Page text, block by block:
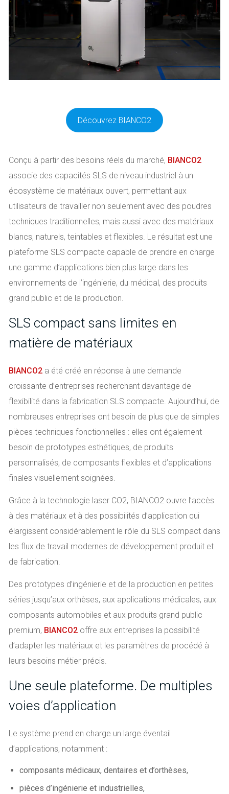
Découvrez BIANCO2
Conçu à partir des besoins réels du marché, BIANCO2
associe des capacités SLS de niveau industriel à un
écosystème de matériaux ouvert, permettant aux
utilisateurs de travailler non seulement avec des poudres
techniques traditionnelles, mais aussi avec des matériaux
blancs, naturels, teintables et flexibles. Le résultat est une
plateforme SLS compacte capable de prendre en charge
une gamme d’applications bien plus large dans les
environnements de l’ingénierie, du médical, des produits
grand public et de la production.
SLS compact sans limites en
matière de matériaux
BIANCO2 a été créé en réponse à une demande
croissante d’entreprises recherchant davantage de
flexibilité dans la fabrication SLS compacte. Aujourd’hui, de
nombreuses entreprises ont besoin de plus que de simples
pièces techniques fonctionnelles : elles ont également
besoin de prototypes esthétiques, de produits
personnalisés, de composants flexibles et d’applications
finales visuellement soignées.
Grâce à la technologie laser CO2, BIANCO2 ouvre l’accès
à des matériaux et à des possibilités d’application qui
élargissent considérablement le rôle du SLS compact dans
les flux de travail modernes de développement produit et
de fabrication.
Des prototypes d’ingénierie et de la production en petites
séries jusqu’aux orthèses, aux applications médicales, aux
composants automobiles et aux produits grand public
premium, BIANCO2 offre aux entreprises la possibilité
d’adapter les matériaux et les paramètres de procédé à
leurs besoins métier précis.
Une seule plateforme. De multiples
voies d’application
Le système prend en charge un large éventail
d’applications, notamment :
composants médicaux, dentaires et d’orthèses,
pièces d’ingénierie et industrielles,